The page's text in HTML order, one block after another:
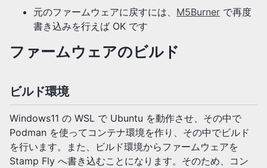
元のファームウェアに戻すには、 M5Burner で再度
書き込みを行えば OK です
ファームウェアのビルド
ビルド環境
Windows11 の WSL で Ubuntu を動作させ、その中で
Podman を使ってコンテナ環境を作り、その中でビルド
を行います。また、ビルド環境からファームウェアを
Stamp Fly へ書き込むことになります。そのため、コン